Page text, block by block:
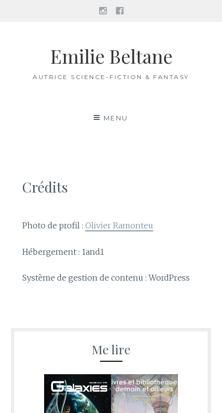
Instagram
Facebook
Emilie Beltane
AUTRICE SCIENCE-FICTION & FANTASY
MENU
Crédits
Photo de profil :Olivier Ramonteu
Hébergement : 1and1
Système de gestion de contenu : WordPress
Me lire